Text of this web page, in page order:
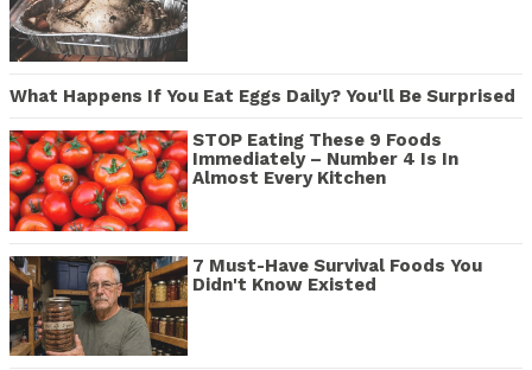
What Happens If You Eat Eggs Daily? You'll Be Surprised
STOP Eating These 9 Foods
Immediately – Number 4 Is In
Almost Every Kitchen
7 Must-Have Survival Foods You
Didn't Know Existed